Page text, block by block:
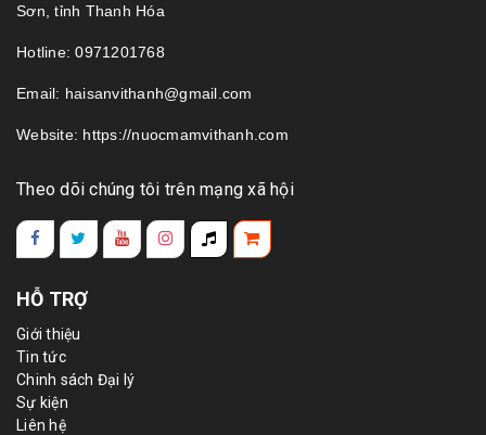
Sơn, tỉnh Thanh Hóa
Hotline: 0971201768
Email: haisanvithanh@gmail.com
Website: https://nuocmamvithanh.com
Theo dõi chúng tôi trên mạng xã hội
HỖ TRỢ
Giới thiệu
Tin tức
Chinh sách Đại lý
Sự kiện
Liên hệ